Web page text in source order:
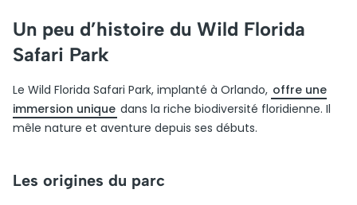
Un peu d’histoire du Wild Florida
Safari Park
Le Wild Florida Safari Park, implanté à Orlando, offre une
immersion unique dans la riche biodiversité floridienne. Il
mêle nature et aventure depuis ses débuts.
Les origines du parc